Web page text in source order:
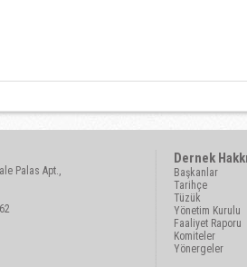
Palas Apt.,
Dernek
Başkanlar
Tarihçe
Tüzük
Yönetim Kurulu
Faaliyet Raporu
Komiteler
Yönergeler